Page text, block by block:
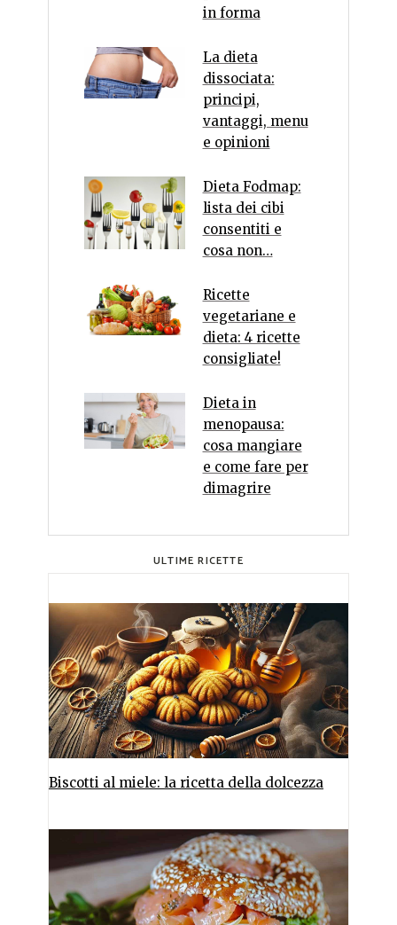
in forma
La dieta
dissociata:
principi,
vantaggi, menu
e opinioni
Dieta Fodmap:
lista dei cibi
consentiti e
cosa non…
Ricette
vegetariane e
dieta: 4 ricette
consigliate!
Dieta in
menopausa:
cosa mangiare
e come fare per
dimagrire
ULTIME RICETTE
Biscotti al miele: la ricetta della dolcezza